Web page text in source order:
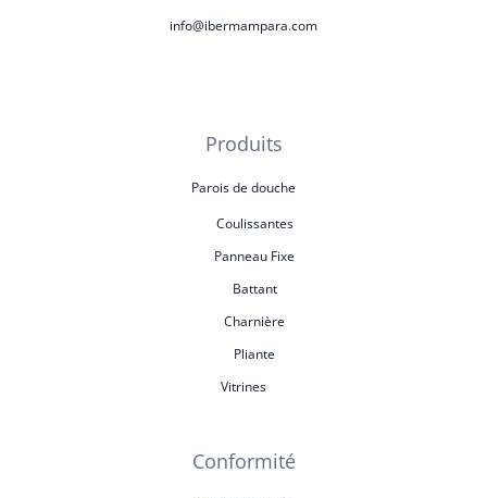
info@ibermampara.com
Produits
Parois de douche
Coulissantes
Panneau Fixe
Battant
Charnière
Pliante
Vitrines
Conformité